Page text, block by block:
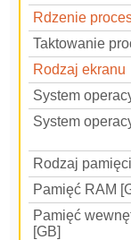
Rdzenie
Taktowanie
Rodzaj ekranu
System
System
Rodzaj
Pamięć RAM
Pamięć
[GB]